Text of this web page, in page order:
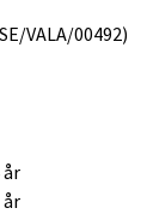
VALA/00492)
år
år